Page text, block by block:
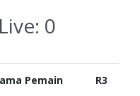
0
Pemain R3